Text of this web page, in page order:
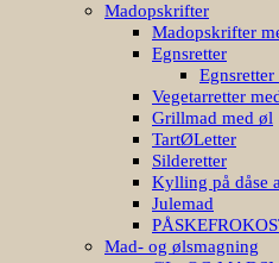
Madopskrifter
Madopskrifter
Egnsretter
Vegetarretter
Grillmad med øl
TartØLetter
Silderetter
Kylling på dåse
Julemad
Mad- og ølsmagning